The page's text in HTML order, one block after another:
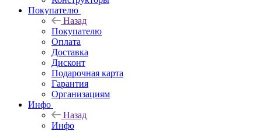
Покупателю
Назад
Покупателю
Оплата
Доставка
Дисконт
Подарочная карта
Гарантия
Организациям
Инфо
Назад
Инфо